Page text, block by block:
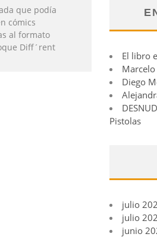
que podía
cómics
al formato
Diff´rent
El libro
Diego
Pistolas
julio
julio
junio